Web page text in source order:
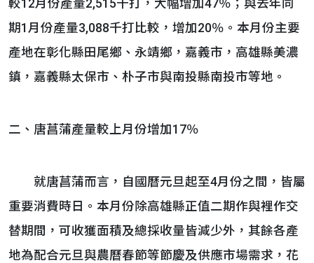
較12月份產量2,515千打，大幅增加47％；與去年同
期1月份產量3,088千打比較，增加20％。本月份主要
產地在彰化縣田尾鄉、永靖鄉，嘉義市，高雄縣美濃
鎮，嘉義縣太保市、朴子市與南投縣南投市等地。
二、唐菖蒲產量較上月份增加17％
就唐菖蒲而言，自國曆元旦起至4月份之間，皆屬
重要消費時日。本月份除高雄縣正值二期作與裡作交
替期間，可收獲面積及總採收量皆減少外，其餘各產
地為配合元旦與農曆春節等節慶及供應市場需求，花